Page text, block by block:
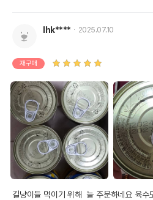
lhk**** 2025.07.10
재구매
길냥이들 먹이기 위해  늘 주문하네요 육